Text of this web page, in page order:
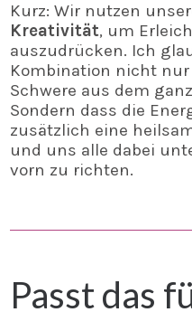
Kurz: Wir nutzen
Kreativität, um
auszudrücken. Ich
Kombination nicht
Schwere aus dem
Sondern dass die
zusätzlich eine
und uns alle dabei
vorn zu richten.
Passt das